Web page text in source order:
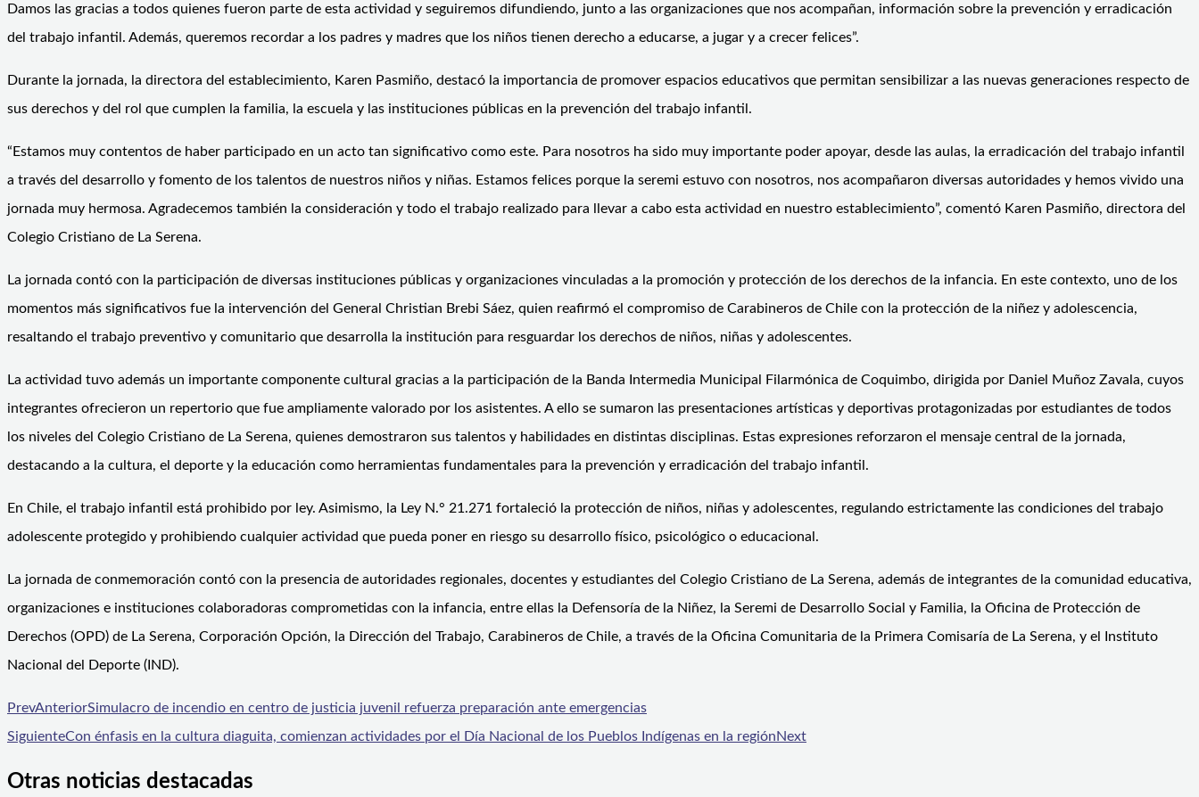
Damos las gracias a todos quienes fueron parte de esta actividad y seguiremos difundiendo, junto a las organizaciones que nos acompañan, información sobre la prevención y erradicación
del trabajo infantil. Además, queremos recordar a los padres y madres que los niños tienen derecho a educarse, a jugar y a crecer felices”.
Durante la jornada, la directora del establecimiento, Karen Pasmiño, destacó la importancia de promover espacios educativos que permitan sensibilizar a las nuevas generaciones respecto de
sus derechos y del rol que cumplen la familia, la escuela y las instituciones públicas en la prevención del trabajo infantil.
“Estamos muy contentos de haber participado en un acto tan significativo como este. Para nosotros ha sido muy importante poder apoyar, desde las aulas, la erradicación del trabajo infantil
a través del desarrollo y fomento de los talentos de nuestros niños y niñas. Estamos felices porque la seremi estuvo con nosotros, nos acompañaron diversas autoridades y hemos vivido una
jornada muy hermosa. Agradecemos también la consideración y todo el trabajo realizado para llevar a cabo esta actividad en nuestro establecimiento”, comentó Karen Pasmiño, directora del
Colegio Cristiano de La Serena.
La jornada contó con la participación de diversas instituciones públicas y organizaciones vinculadas a la promoción y protección de los derechos de la infancia. En este contexto, uno de los
momentos más significativos fue la intervención del General Christian Brebi Sáez, quien reafirmó el compromiso de Carabineros de Chile con la protección de la niñez y adolescencia,
resaltando el trabajo preventivo y comunitario que desarrolla la institución para resguardar los derechos de niños, niñas y adolescentes.
La actividad tuvo además un importante componente cultural gracias a la participación de la Banda Intermedia Municipal Filarmónica de Coquimbo, dirigida por Daniel Muñoz Zavala, cuyos
integrantes ofrecieron un repertorio que fue ampliamente valorado por los asistentes. A ello se sumaron las presentaciones artísticas y deportivas protagonizadas por estudiantes de todos
los niveles del Colegio Cristiano de La Serena, quienes demostraron sus talentos y habilidades en distintas disciplinas. Estas expresiones reforzaron el mensaje central de la jornada,
destacando a la cultura, el deporte y la educación como herramientas fundamentales para la prevención y erradicación del trabajo infantil.
En Chile, el trabajo infantil está prohibido por ley. Asimismo, la Ley N.° 21.271 fortaleció la protección de niños, niñas y adolescentes, regulando estrictamente las condiciones del trabajo
adolescente protegido y prohibiendo cualquier actividad que pueda poner en riesgo su desarrollo físico, psicológico o educacional.
La jornada de conmemoración contó con la presencia de autoridades regionales, docentes y estudiantes del Colegio Cristiano de La Serena, además de integrantes de la comunidad educativa,
organizaciones e instituciones colaboradoras comprometidas con la infancia, entre ellas la Defensoría de la Niñez, la Seremi de Desarrollo Social y Familia, la Oficina de Protección de
Derechos (OPD) de La Serena, Corporación Opción, la Dirección del Trabajo, Carabineros de Chile, a través de la Oficina Comunitaria de la Primera Comisaría de La Serena, y el Instituto
Nacional del Deporte (IND).
PrevAnteriorSimulacro de incendio en centro de justicia juvenil refuerza preparación ante emergencias
SiguienteCon énfasis en la cultura diaguita, comienzan actividades por el Día Nacional de los Pueblos Indígenas en la regiónNext
Otras noticias destacadas